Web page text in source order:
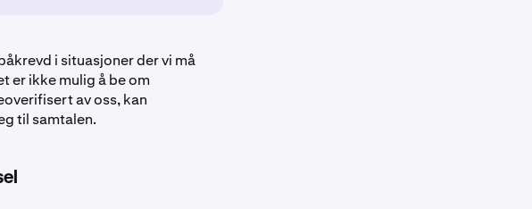
i situasjoner der vi må
er ikke mulig å be om
av oss, kan
til samtalen.